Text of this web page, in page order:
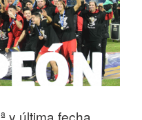
y última fecha